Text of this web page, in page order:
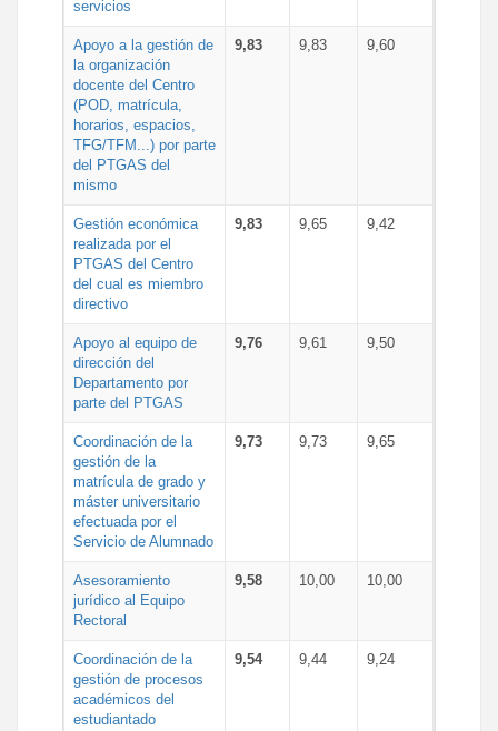
servicios
Apoyo a la gestión de
la organización
docente del Centro
(POD, matrícula,
horarios, espacios,
TFG/TFM...) por parte
del PTGAS del
mismo
9,83 9,83 9,60
Gestión económica
realizada por el
PTGAS del Centro
del cual es miembro
directivo
9,83 9,65 9,42
Apoyo al equipo de
dirección del
Departamento por
parte del PTGAS
9,76 9,61 9,50
Coordinación de la
gestión de la
matrícula de grado y
máster universitario
efectuada por el
Servicio de Alumnado
9,73 9,73 9,65
Asesoramiento
jurídico al Equipo
Rectoral
9,58 10,00 10,00
Coordinación de la
gestión de procesos
académicos del
estudiantado
9,54 9,44 9,24